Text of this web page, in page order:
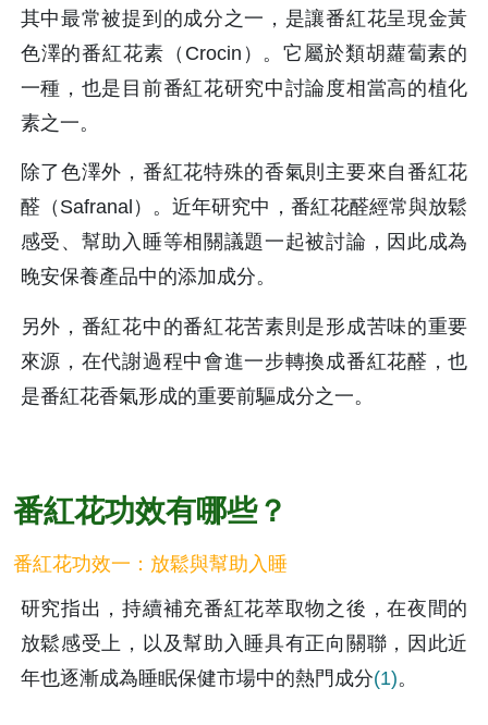
其中最常被提到的成分之一，是讓番紅花呈現金黃
色澤的番紅花素（Crocin）。它屬於類胡蘿蔔素的
一種，也是目前番紅花研究中討論度相當高的植化
素之一。
除了色澤外，番紅花特殊的香氣則主要來自番紅花
醛（Safranal）。近年研究中，番紅花醛經常與放鬆
感受、幫助入睡等相關議題一起被討論，因此成為
晚安保養產品中的添加成分。
另外，番紅花中的番紅花苦素則是形成苦味的重要
來源，在代謝過程中會進一步轉換成番紅花醛，也
是番紅花香氣形成的重要前驅成分之一。
番紅花功效有哪些？
番紅花功效一：放鬆與幫助入睡
研究指出，持續補充番紅花萃取物之後，在夜間的
放鬆感受上，以及幫助入睡具有正向關聯，因此近
年也逐漸成為睡眠保健市場中的熱門成分(1)。